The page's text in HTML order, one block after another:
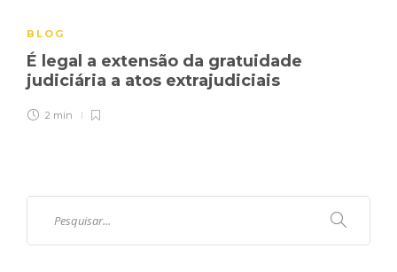
BLOG
É legal a extensão da gratuidade
judiciária a atos extrajudiciais
2 min